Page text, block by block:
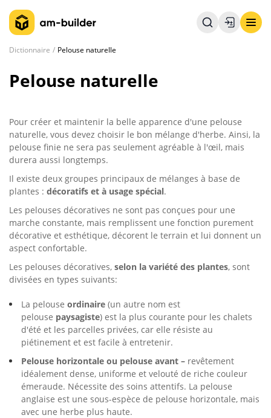
Dictionnaire Pelouse naturelle
Pelouse naturelle
Pour créer et maintenir la belle apparence d'une pelouse
naturelle, vous devez choisir le bon mélange d'herbe. Ainsi, la
pelouse finie ne sera pas seulement agréable à l'œil, mais
durera aussi longtemps.
Il existe deux groupes principaux de mélanges à base de
plantes : décoratifs et à usage spécial.
Les pelouses décoratives ne sont pas conçues pour une
marche constante, mais remplissent une fonction purement
décorative et esthétique, décorent le terrain et lui donnent un
aspect confortable.
Les pelouses décoratives, selon la variété des plantes, sont
divisées en types suivants:
La pelouse ordinaire (un autre nom est
pelouse paysagiste) est la plus courante pour les chalets
d'été et les parcelles privées, car elle résiste au
piétinement et est facile à entretenir.
Pelouse horizontale ou pelouse avant – revêtement
idéalement dense, uniforme et velouté de riche couleur
émeraude. Nécessite des soins attentifs. La pelouse
anglaise est une sous-espèce de pelouse horizontale, mais
avec une herbe plus haute.